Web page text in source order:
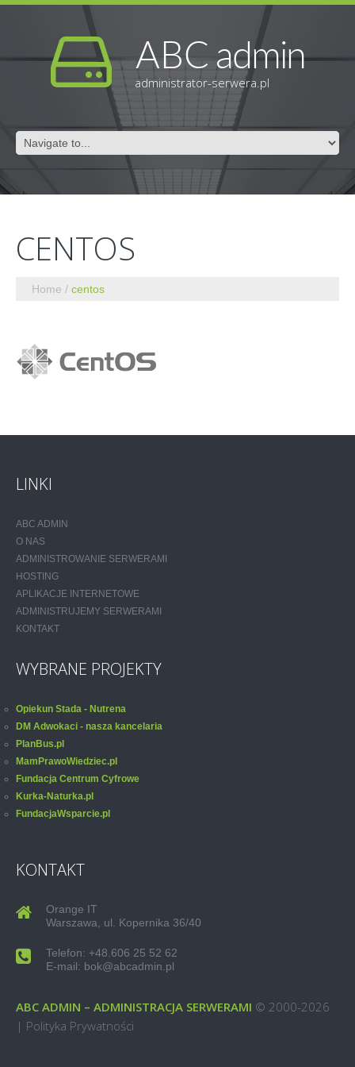
administrator-serwera.pl
CENTOS
Home centos
LINKI
ABC ADMIN
O NAS
ADMINISTROWANIE SERWERAMI
HOSTING
APLIKACJE INTERNETOWE
ADMINISTRUJEMY SERWERAMI
KONTAKT
WYBRANE PROJEKTY
Opiekun Stada - Nutrena
DM Adwokaci - nasza kancelaria
PlanBus.pl
MamPrawoWiedziec.pl
Fundacja Centrum Cyfrowe
Kurka-Naturka.pl
FundacjaWsparcie.pl
KONTAKT
Orange IT
Warszawa, ul. Kopernika 36/40
Telefon: +48.606 25 52 62
E-mail: bok@abcadmin.pl
ABC ADMIN – ADMINISTRACJA SERWERAMI © 2000-2026
| Polityka Prywatności